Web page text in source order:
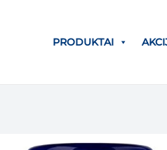
PRODUKTAI